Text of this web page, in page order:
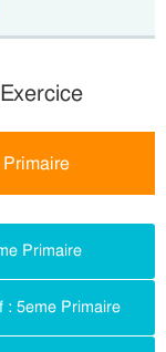
Primaire
: 5eme Primaire